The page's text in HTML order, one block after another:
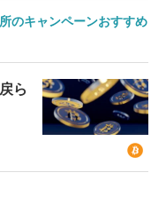
のキャンペーンおすすめ
ら